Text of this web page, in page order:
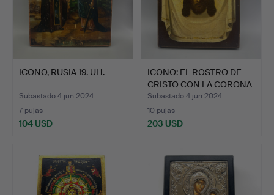
ICONO, RUSIA 19. UH.
Subastado 4 jun 2024
7 pujas
104 USD
ICONO: EL ROSTRO DE
CRISTO CON LA CORONA
D…
Subastado 4 jun 2024
10 pujas
203 USD